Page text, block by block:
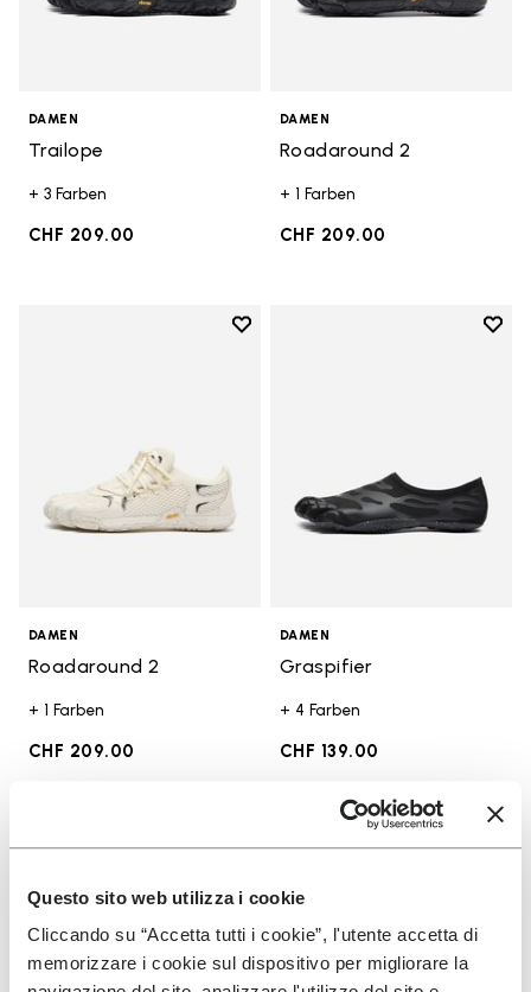
Questo sito web utilizza i cookie
Cliccando su “Accetta tutti i cookie”, l'utente accetta di
memorizzare i cookie sul dispositivo per migliorare la
DAMEN
Trailope
+ 3 Farben
CHF 209.00
DAMEN
Roadaround 2
+ 1 Farben
CHF 209.00
Add to wishlist
DAMEN
Roadaround 2
+ 1 Farben
CHF 209.00
Add
DAMEN
Graspifier
+ 4 Farben
CHF 139.00